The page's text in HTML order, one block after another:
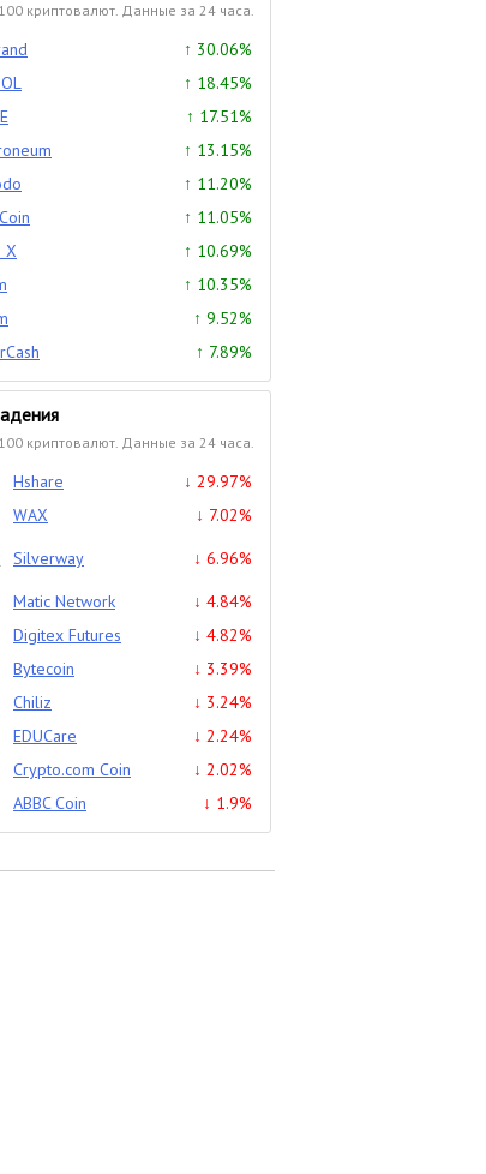
криптовалют. Данные за 24 часа.
↑ 30.06%
↑ 18.45%
↑ 17.51%
↑ 13.15%
↑ 11.20%
↑ 11.05%
X
↑ 10.69%
↑ 10.35%
↑ 9.52%
↑ 7.89%
криптовалют. Данные за 24 часа.
Hshare
↓ 29.97%
WAX
↓ 7.02%
Silverway
↓ 6.96%
Matic Network
↓ 4.84%
Digitex Futures
↓ 4.82%
Bytecoin
↓ 3.39%
Chiliz
↓ 3.24%
EDUCare
↓ 2.24%
Crypto.com Coin
↓ 2.02%
ABBC Coin
↓ 1.9%